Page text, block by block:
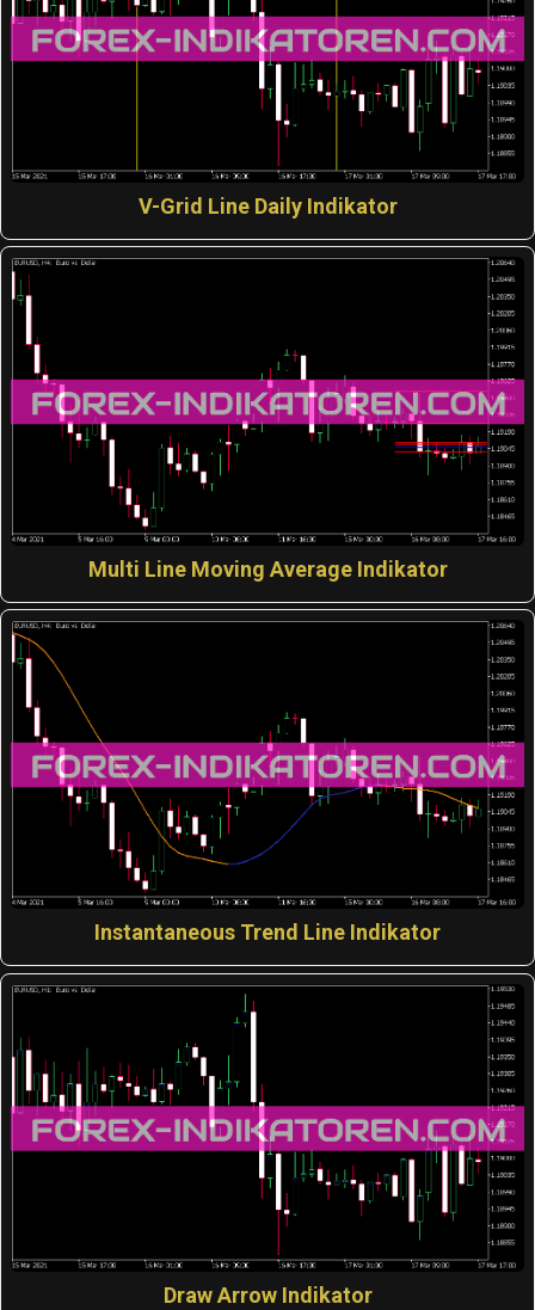
V-Grid Line Daily Indikator
Multi Line Moving Average Indikator
Instantaneous Trend Line Indikator
Draw Arrow Indikator